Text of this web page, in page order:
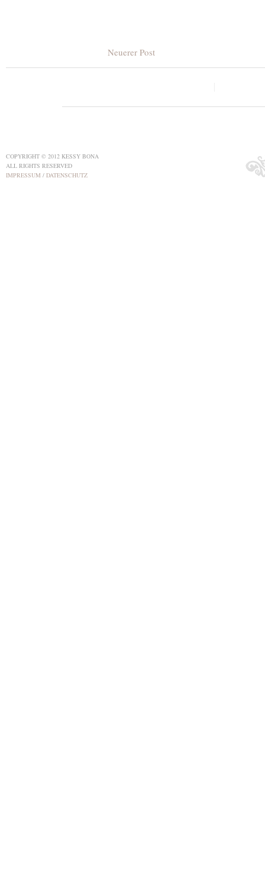
Neuerer Post
COPYRIGHT © 2012 KESSY BONA
ALL RIGHTS RESERVED
IMPRESSUM / DATENSCHUTZ